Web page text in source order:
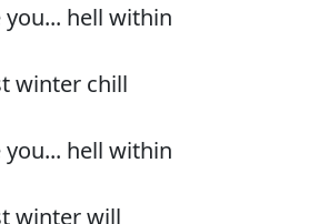
you... hell within
winter chill
you... hell within
winter will